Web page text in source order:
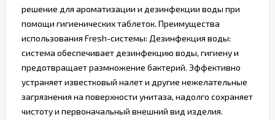
решение для ароматизации и дезинфекции воды при
помощи гигиенических таблеток. Преимущества
использования Fresh-системы: Дезинфекция воды:
система обеспечивает дезинфекцию воды, гигиену и
предотвращает размножение бактерий. Эффективно
устраняет известковый налет и другие нежелательные
загрязнения на поверхности унитаза, надолго сохраняет
чистоту и первоначальный внешний вид изделия.